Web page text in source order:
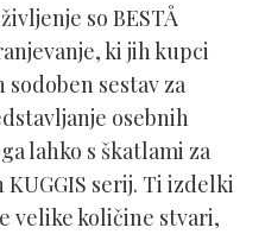
so BESTÅ
ki jih kupci
sestav za
osebnih
lahko s škatlami za
KUGGIS serij. Ti izdelki
velike količine stvari,